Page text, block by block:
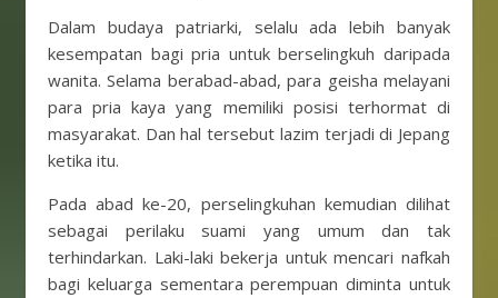
Dalam budaya patriarki, selalu ada lebih banyak
kesempatan bagi pria untuk berselingkuh daripada
wanita. Selama berabad-abad, para geisha melayani
para pria kaya yang memiliki posisi terhormat di
masyarakat. Dan hal tersebut lazim terjadi di Jepang
ketika itu.
Pada abad ke-20, perselingkuhan kemudian dilihat
sebagai perilaku suami yang umum dan tak
terhindarkan. Laki-laki bekerja untuk mencari nafkah
bagi keluarga sementara perempuan diminta untuk